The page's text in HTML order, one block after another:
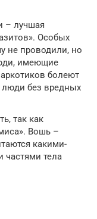
– лучшая
Особых
не проводили, но
имеющие
болеют
без вредных
так как
Вошь –
какими-
тела